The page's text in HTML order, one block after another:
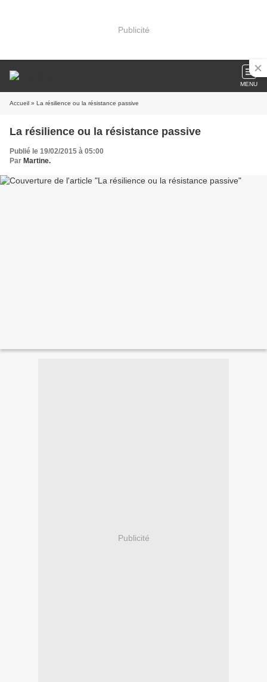
Publicité
MENU
Accueil » La résilience ou la résistance passive
La résilience ou la résistance passive
Publié le 19/02/2015 à 05:00
Par Martine.
Publicité